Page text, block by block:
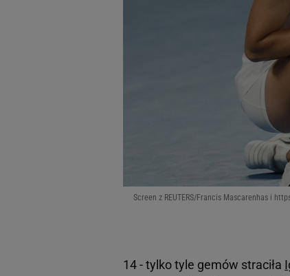
Screen z REUTERS/Francis Mascarenhas i
14 - tylko tyle gemów straciła